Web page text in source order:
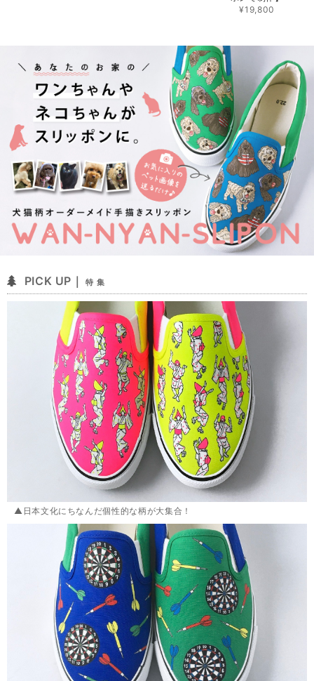
¥19,800
PICK UP｜ 特 集
▲日本文化にちなんだ個性的な柄が大集合！